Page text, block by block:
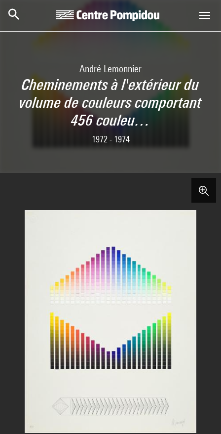
André Lemonnier
Cheminements à l'extérieur du
volume de couleurs comportant
456 couleu…
1972 - 1974